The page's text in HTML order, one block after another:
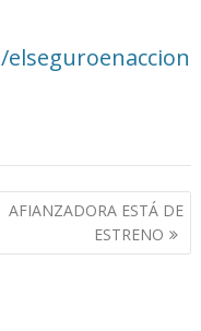
AFIANZADORA ESTÁ DE
ESTRENO